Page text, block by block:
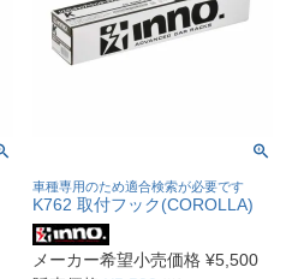
車種専用のため適合検索が必要です
K762 取付フック(COROLLA)
メーカー希望小売価格 ¥5,500